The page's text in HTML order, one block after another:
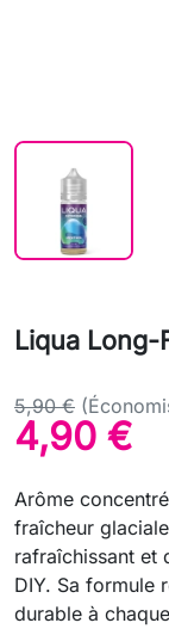
Liqua Long-
5,90 €
4,90 €
Arôme
fraîcheur
rafraîchissant et
DIY. Sa formule
durable à